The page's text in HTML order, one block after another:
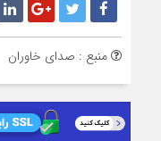
منبع : صدای خاوران